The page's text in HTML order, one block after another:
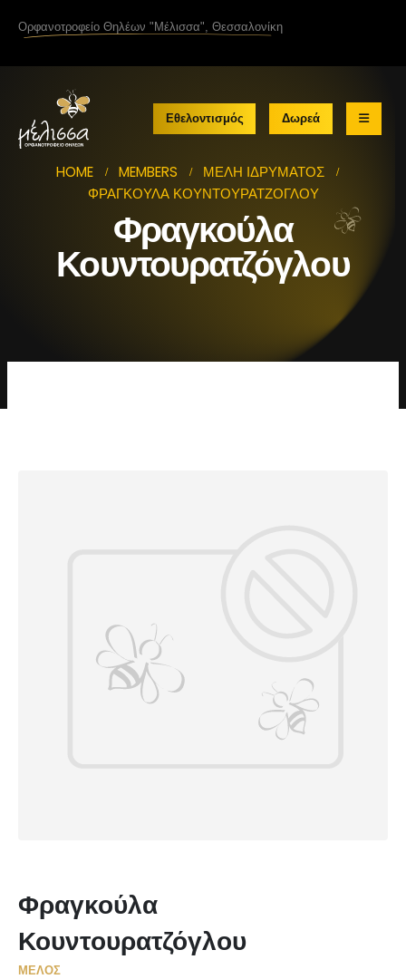
Ορφανοτροφείο Θηλέων "Μέλισσα", Θεσσαλονίκη
Εθελοντισμός Δωρεά
HOME MEMBERS
ΜΈΛΗ ΙΔΡΎΜΑΤΟΣ
ΦΡΑΓΚΟΎΛΑ ΚΟΥΝΤΟΥΡΑΤΖΌΓΛΟΥ
Φραγκούλα
Κουντουρατζόγλου
Φραγκούλα
Κουντουρατζόγλου
ΜΈΛΟΣ